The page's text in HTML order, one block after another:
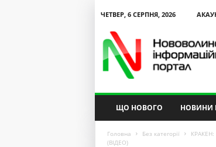
ЧЕТВЕР, 6 СЕРПНЯ, 2026
ЩО НОВОГО НОВИНИ
Головна Без категорії
(ВІДЕО)